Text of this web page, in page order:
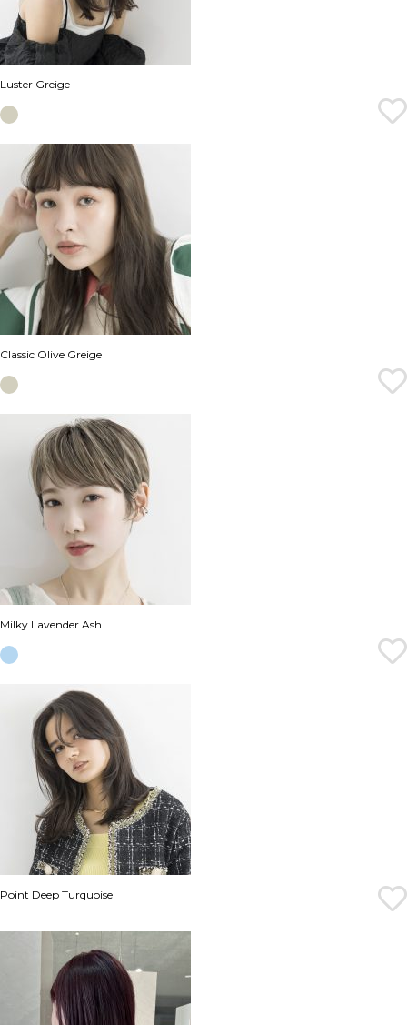
Luster Greige
Classic Olive Greige
Milky Lavender Ash
Point Deep Turquoise